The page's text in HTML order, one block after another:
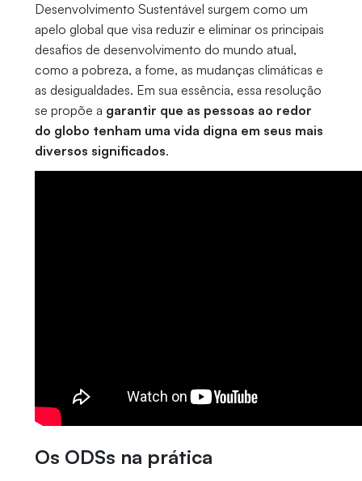
Desenvolvimento Sustentável surgem como um
apelo global que visa reduzir e eliminar os principais
desafios de desenvolvimento do mundo atual,
como a pobreza, a fome, as mudanças climáticas e
as desigualdades. Em sua essência, essa resolução
se propõe a garantir que as pessoas ao redor
do globo tenham uma vida digna em seus mais
diversos significados.
Os ODSs na prática